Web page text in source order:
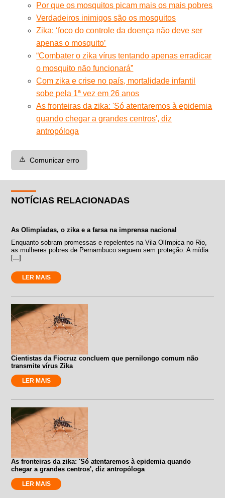
Por que os mosquitos picam mais os mais pobres
Verdadeiros inimigos são os mosquitos
Zika: ‘foco do controle da doença não deve ser
apenas o mosquito’
“Combater o zika vírus tentando apenas erradicar
o mosquito não funcionará”
Com zika e crise no país, mortalidade infantil
sobe pela 1ª vez em 26 anos
As fronteiras da zika: 'Só atentaremos à epidemia
quando chegar a grandes centros', diz
antropóloga
⚠️ Comunicar erro
NOTÍCIAS RELACIONADAS
As Olimpíadas, o zika e a farsa na imprensa nacional
Enquanto sobram promessas e repelentes na Vila Olímpica no Rio,
as mulheres pobres de Pernambuco seguem sem proteção. A mídia
[...]
LER MAIS
Cientistas da Fiocruz concluem que pernilongo comum não
transmite vírus Zika
LER MAIS
As fronteiras da zika: 'Só atentaremos à epidemia quando
chegar a grandes centros', diz antropóloga
LER MAIS